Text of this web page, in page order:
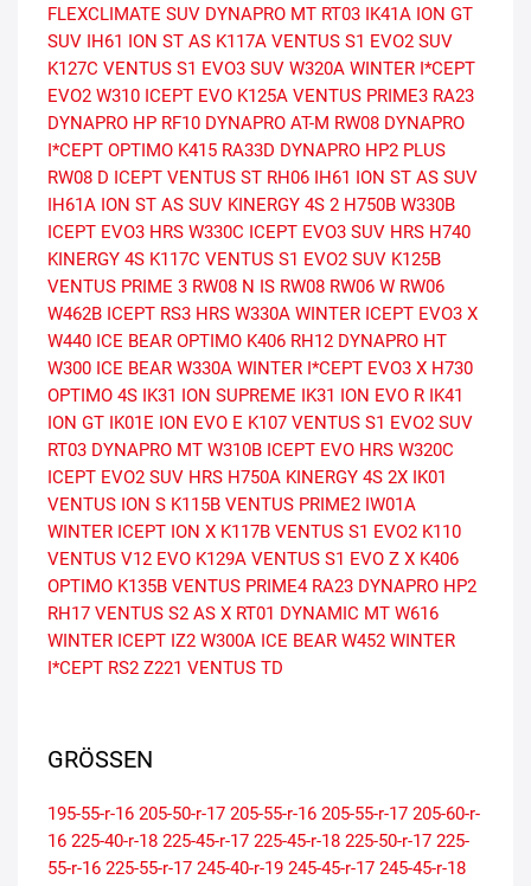
FLEXCLIMATE SUV DYNAPRO MT RT03 IK41A ION GT
SUV IH61 ION ST AS K117A VENTUS S1 EVO2 SUV
K127C VENTUS S1 EVO3 SUV W320A WINTER I*CEPT
EVO2 W310 ICEPT EVO K125A VENTUS PRIME3 RA23
DYNAPRO HP RF10 DYNAPRO AT-M RW08 DYNAPRO
I*CEPT OPTIMO K415 RA33D DYNAPRO HP2 PLUS
RW08 D ICEPT VENTUS ST RH06 IH61 ION ST AS SUV
IH61A ION ST AS SUV KINERGY 4S 2 H750B W330B
ICEPT EVO3 HRS W330C ICEPT EVO3 SUV HRS H740
KINERGY 4S K117C VENTUS S1 EVO2 SUV K125B
VENTUS PRIME 3 RW08 N IS RW08 RW06 W RW06
W462B ICEPT RS3 HRS W330A WINTER ICEPT EVO3 X
W440 ICE BEAR OPTIMO K406 RH12 DYNAPRO HT
W300 ICE BEAR W330A WINTER I*CEPT EVO3 X H730
OPTIMO 4S IK31 ION SUPREME IK31 ION EVO R IK41
ION GT IK01E ION EVO E K107 VENTUS S1 EVO2 SUV
RT03 DYNAPRO MT W310B ICEPT EVO HRS W320C
ICEPT EVO2 SUV HRS H750A KINERGY 4S 2X IK01
VENTUS ION S K115B VENTUS PRIME2 IW01A
WINTER ICEPT ION X K117B VENTUS S1 EVO2 K110
VENTUS V12 EVO K129A VENTUS S1 EVO Z X K406
OPTIMO K135B VENTUS PRIME4 RA23 DYNAPRO HP2
RH17 VENTUS S2 AS X RT01 DYNAMIC MT W616
WINTER ICEPT IZ2 W300A ICE BEAR W452 WINTER
I*CEPT RS2 Z221 VENTUS TD
GRÖSSEN
195-55-r-16 205-50-r-17 205-55-r-16 205-55-r-17 205-60-r-
16 225-40-r-18 225-45-r-17 225-45-r-18 225-50-r-17 225-
55-r-16 225-55-r-17 245-40-r-19 245-45-r-17 245-45-r-18